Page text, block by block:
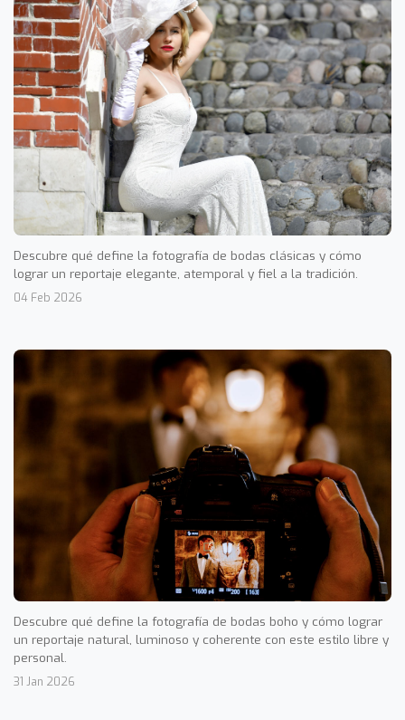
Descubre qué define la fotografía de bodas clásicas y cómo
lograr un reportaje elegante, atemporal y fiel a la tradición.
04 Feb 2026
Descubre qué define la fotografía de bodas boho y cómo lograr
un reportaje natural, luminoso y coherente con este estilo libre y
personal.
31 Jan 2026